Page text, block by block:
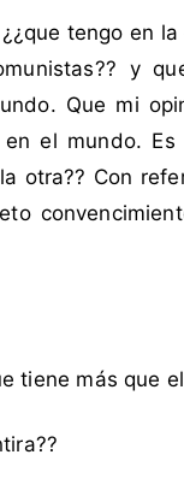
tengo en
y
Que mi
el mundo.
otra?? Con
tiene más que